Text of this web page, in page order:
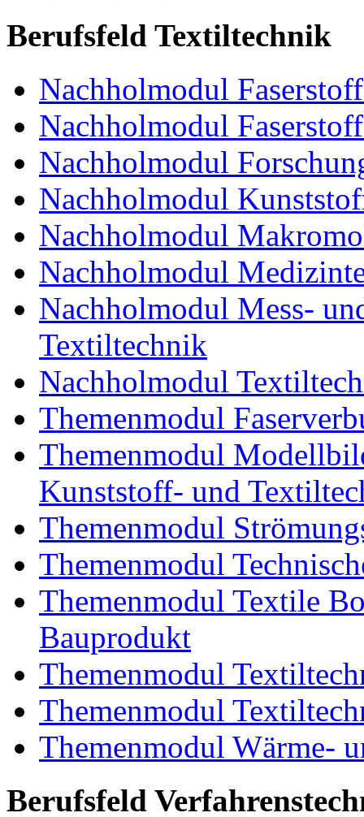
Berufsfeld Textiltechnik
Nachholmodul
Nachholmodul
Nachholmodul
Nachholmodul
Nachholmodul
Nachholmodul
Nachholmodul Mess-
Textiltechnik
Nachholmodul
Themenmodul
Themenmodul
Kunststoff- und
Themenmodul
Themenmodul
Themenmodul Textile
Bauprodukt
Themenmodul
Themenmodul
Themenmodul Wärme-
Berufsfeld